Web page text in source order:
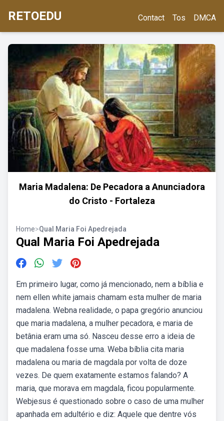
RETOEDU Contact Tos DMCA
Maria Madalena: De Pecadora a Anunciadora
do Cristo - Fortaleza
Home>Qual Maria Foi Apedrejada
Qual Maria Foi Apedrejada
Em primeiro lugar, como já mencionado, nem a bíblia e
nem ellen white jamais chamam esta mulher de maria
madalena. Webna realidade, o papa gregório anunciou
que maria madalena, a mulher pecadora, e maria de
betânia eram uma só. Nasceu desse erro a ideia de
que madalena fosse uma. Weba bíblia cita maria
madalena ou maria de magdala por volta de doze
vezes. De quem exatamente estamos falando? A
maria, que morava em magdala, ficou popularmente.
Webjesus é questionado sobre o caso de uma mulher
apanhada em adultério e diz: Aquele que dentre vós